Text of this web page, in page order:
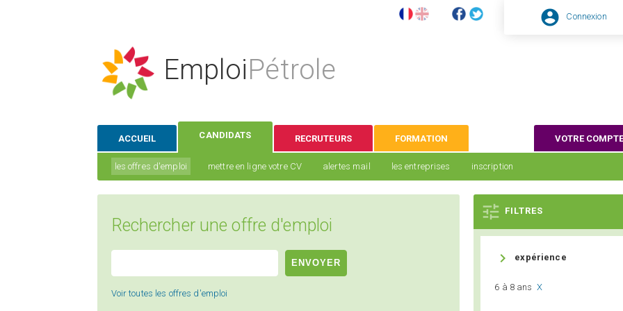
 Connexion
EmploiPétrole
ACCUEIL CANDIDATS RECRUTEURS FORMATION VOTRE
les offres d'emploi mettre en ligne votre CV alertes mail les entreprises inscription
Rechercher une offre d'emploi
Voir toutes les offres d'emploi
 FILTRES
 expérience
6 à 8 ans X